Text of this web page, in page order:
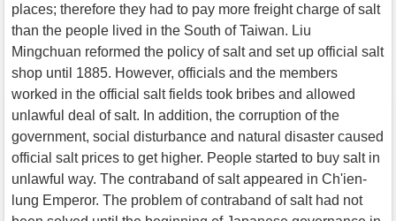
places; therefore they had to pay more freight charge of salt
than the people lived in the South of Taiwan. Liu
Mingchuan reformed the policy of salt and set up official salt
shop until 1885. However, officials and the members
worked in the official salt fields took bribes and allowed
unlawful deal of salt. In addition, the corruption of the
government, social disturbance and natural disaster caused
official salt prices to get higher. People started to buy salt in
unlawful way. The contraband of salt appeared in Ch'ien-
lung Emperor. The problem of contraband of salt had not